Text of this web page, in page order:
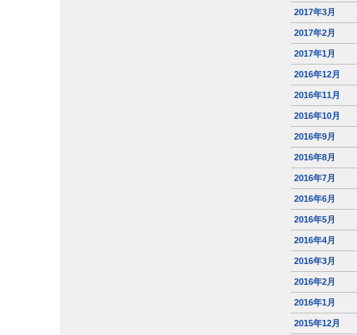
2017年3月
2017年2月
2017年1月
2016年12月
2016年11月
2016年10月
2016年9月
2016年8月
2016年7月
2016年6月
2016年5月
2016年4月
2016年3月
2016年2月
2016年1月
2015年12月